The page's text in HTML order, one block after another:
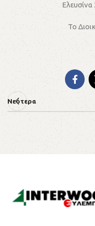
Το
Νεότερα